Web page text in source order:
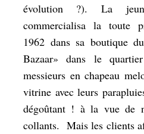
évolution ?). La
commercialisa la toute
1962 dans sa boutique
Bazaar» dans le
messieurs en chapeau
vitrine avec leurs
dégoûtant ! à la vue de
collants. Mais les clients